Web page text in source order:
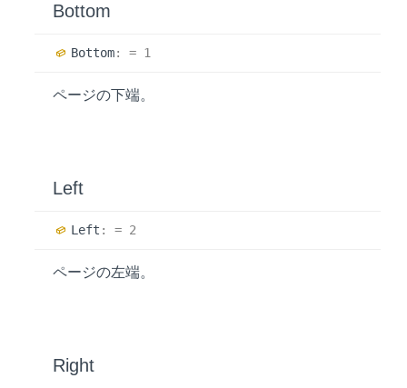
Bottom
Bottom: = 1
ページの下端。
Left
Left : = 2
ページの左端。
Right